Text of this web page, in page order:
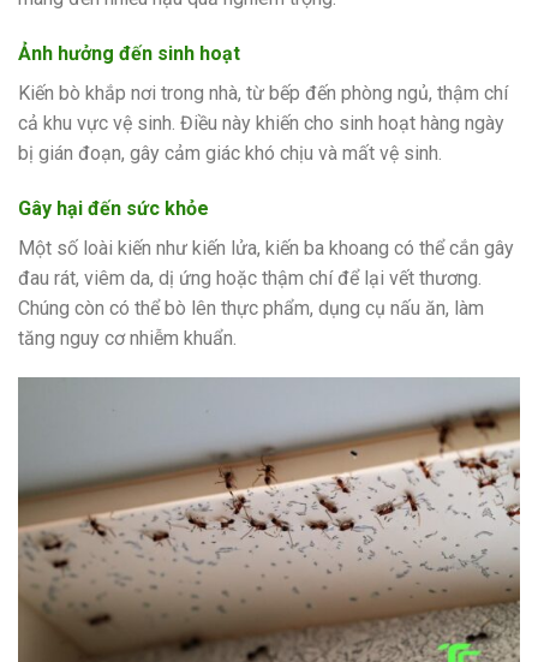
Ảnh hưởng đến sinh hoạt
Kiến bò khắp nơi trong nhà, từ bếp đến phòng ngủ, thậm chí
cả khu vực vệ sinh. Điều này khiến cho sinh hoạt hàng ngày
bị gián đoạn, gây cảm giác khó chịu và mất vệ sinh.
Gây hại đến sức khỏe
Một số loài kiến như kiến lửa, kiến ba khoang có thể cắn gây
đau rát, viêm da, dị ứng hoặc thậm chí để lại vết thương.
Chúng còn có thể bò lên thực phẩm, dụng cụ nấu ăn, làm
tăng nguy cơ nhiễm khuẩn.